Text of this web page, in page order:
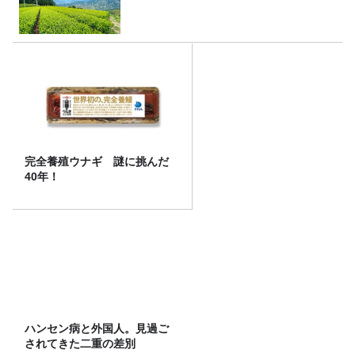
完全養殖ウナギ 謎に挑んだ
40年！
ハンセン病と外国人。見過ご
されてきた二重の差別